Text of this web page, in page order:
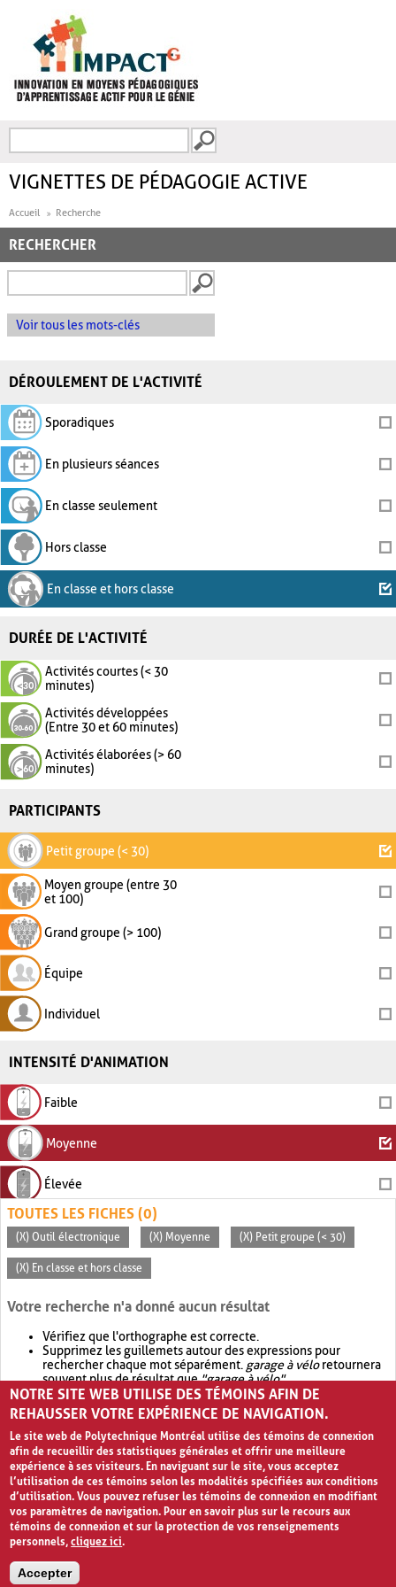
FORMULAIRE DE
VIGNETTES DE PÉDAGOGIE ACTIVE
Accueil Recherche
RECHERCHER
Voir tous les mots-clés
DÉROULEMENT DE L'ACTIVITÉ
Sporadiques
En plusieurs séances
En classe seulement
Hors classe
En classe et hors classe
DURÉE DE L'ACTIVITÉ
Activités courtes (< 30
minutes)
Activités développées
(Entre 30 et 60 minutes)
Activités élaborées (> 60
minutes)
PARTICIPANTS
Petit groupe (< 30)
Moyen groupe (entre 30
et 100)
Grand groupe (> 100)
Équipe
Individuel
INTENSITÉ D'ANIMATION
Faible
Moyenne
Élevée
TOUTES LES FICHES (0)
(X) Outil électronique (X) Moyenne (X) Petit groupe (< 30)
(X) En classe et hors classe
Votre recherche n'a donné aucun résultat
Vérifiez que l'orthographe est correcte.
Supprimez les guillemets autour des expressions pour
rechercher chaque mot séparément. garage à véloretournera
souvent plus de résultat que"garage à vélo".
Envisagez d'élargir votre recherche avec OR.garage OR vélo
retournera souvent plus de résultat quegarage à vélo
NOTRE SITE WEB UTILISE DES TÉMOINS AFIN DE
REHAUSSER VOTRE EXPÉRIENCE DE NAVIGATION.
Le site web de Polytechnique Montréal utilise des témoins de connexion
afin de recueillir des statistiques générales et offrir une meilleure
expérience à ses visiteurs. En naviguant sur le site, vous acceptez
l’utilisation de ces témoins selon les modalités spécifiées aux conditions
d’utilisation. Vous pouvez refuser les témoins de connexion en modifiant
vos paramètres de navigation. Pour en savoir plus sur le recours aux
témoins de connexion et sur la protection de vos renseignements
personnels,cliquez ici.
Accepter